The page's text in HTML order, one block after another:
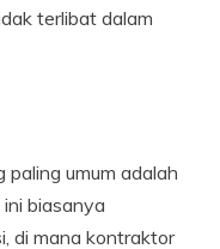
terlibat dalam
paling umum adalah
ini biasanya
di mana kontraktor